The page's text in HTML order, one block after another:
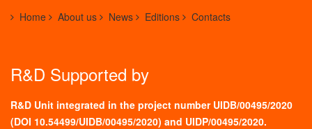
Home About us News Editions Contacts
R&D Supported by
R&D Unit integrated in the project number UIDB/00495/2020
(DOI 10.54499/UIDB/00495/2020) and UIDP/00495/2020.